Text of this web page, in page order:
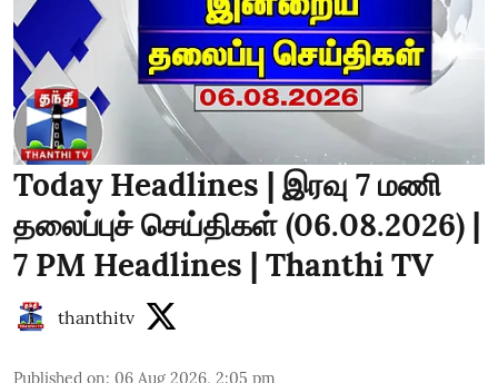
Today Headlines | இரவு 7 மணி
தலைப்புச் செய்திகள் (06.08.2026) |
7 PM Headlines | Thanthi TV
thanthitv
Published on: 06 Aug 2026, 2:05 pm